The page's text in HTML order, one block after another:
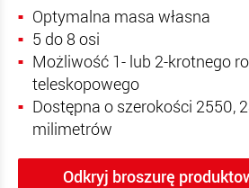
Optymalna masa własna
5 do 8 osi
Możliwość 1- lub 2-krotnego
teleskopowego
Dostępna o szerokości 2550,
milimetrów
Odkryj broszurę